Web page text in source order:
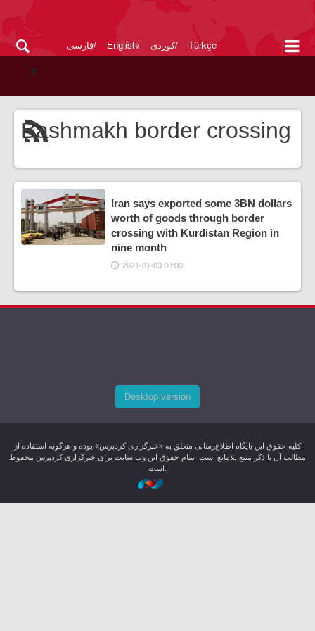
فارسی English کوردی Türkçe
Bashmakh border crossing
Iran says exported some 3BN dollars
worth of goods through border
crossing with Kurdistan Region in
nine month
2021-01-03 08:00
Desktop version
کليه حقوق اين پایگاه اطلاع‌رسانی متعلق به «خبرگزاری کردپرس» بوده و هرگونه استفاده از
مطالب آن با ذکر منبع بلامانع است. تمام حقوق این وب سایت برای خبرگزاری کردپرس محفوظ